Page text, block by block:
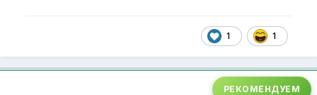
1 1
РЕКОМЕНДУЕМ